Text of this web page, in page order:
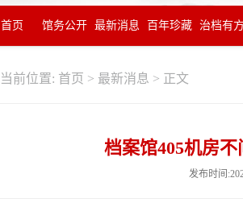
首页 馆务公开 最新消息 百年珍藏 治档有
当前位置: 首页 > 最新消息 > 正文
档案馆405机房
发布时间